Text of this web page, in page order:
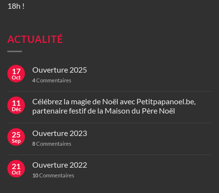
18h !
ACTUALITÉ
17
Oct
Ouverture 2025
4Commentaires
11
Déc
Célébrez la magie de Noël avec Petitpapanoel.be,
partenaire festif de la Maison du Père Noël
25
Sep
Ouverture 2023
8Commentaires
21
Oct
Ouverture 2022
10Commentaires